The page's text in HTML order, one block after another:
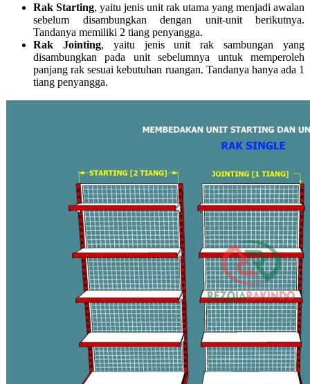
Rak Starting, yaitu jenis unit rak utama yang menjadi awalan
sebelum disambungkan dengan unit-unit berikutnya.
Tandanya memiliki 2 tiang penyangga.
Rak Jointing, yaitu jenis unit rak sambungan yang
disambungkan pada unit sebelumnya untuk memperoleh
panjang rak sesuai kebutuhan ruangan. Tandanya hanya ada 1
tiang penyangga.